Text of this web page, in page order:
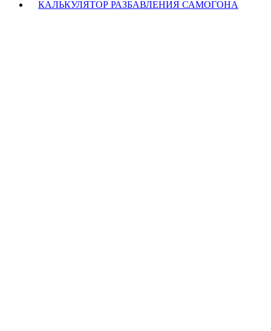
КАЛЬКУЛЯТОР РАЗБАВЛЕНИЯ САМОГОНА